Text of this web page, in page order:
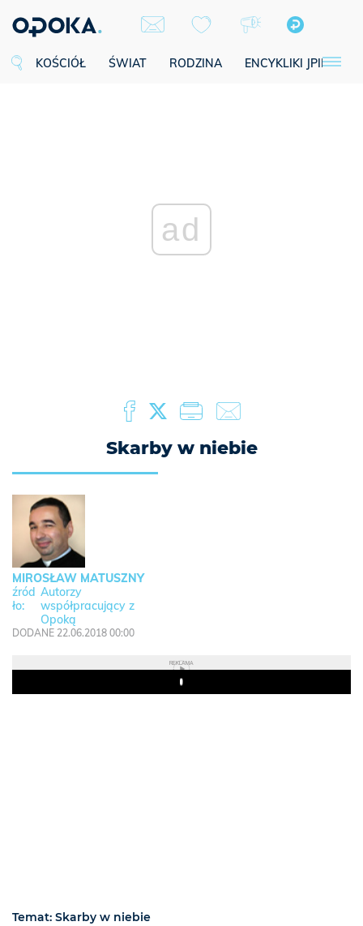
KOŚCIÓŁ ŚWIAT RODZINA ENCYKLIKI JPII
ad
Skarby w niebie
MIROSŁAW MATUSZNY
Autorzy
współpracujący z
Opoką
DODANE 22.06.2018 00:00
REKLAMA
Play
Temat: Skarby w niebie